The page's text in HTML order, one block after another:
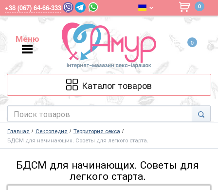
+38 (067) 64-66-333 0
Меню
Меню
0
Каталог товаров
Главная Сексопедия
Территория секса
БДСМ для начинающих. Советы для легкого старта.
БДСМ для начинающих. Советы для
легкого старта.